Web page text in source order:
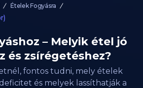
Ételek Fogyásra
– Melyik étel jó
és zsírégetéshez?
fontos tudni, mely ételek
és melyek lassíthatják a